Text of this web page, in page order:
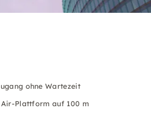
ohne Wartezeit
Air-Plattform auf 100 m